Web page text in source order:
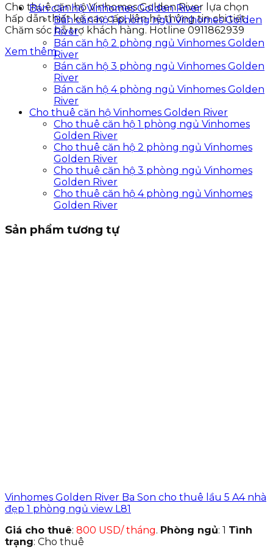
Cho thuê căn hộ Vinhomes Golden River lựa chọn
hấp dẫn thiết kế cao cấp, liên hệ thông tin chi tiết
Chăm sóc hỗ trợ khách hàng. Hotline 0911862939
Xem thêm
Bán căn hộ Vinhomes Golden River
Bán căn hộ 1 phòng ngủ Vinhomes Golden
River
Bán căn hộ 2 phòng ngủ Vinhomes Golden
River
Bán căn hộ 3 phòng ngủ Vinhomes Golden
River
Bán căn hộ 4 phòng ngủ Vinhomes Golden
River
Cho thuê căn hộ Vinhomes Golden River
Cho thuê căn hộ 1 phòng ngủ Vinhomes
Golden River
Cho thuê căn hộ 2 phòng ngủ Vinhomes
Golden River
Cho thuê căn hộ 3 phòng ngủ Vinhomes
Golden River
Cho thuê căn hộ 4 phòng ngủ Vinhomes
Golden River
Sản phẩm tương tự
Vinhomes Golden River Ba Son cho thuê lầu 5 A4 nhà
đẹp 1 phòng ngủ view L81
Giá cho thuê: 800 USD/ tháng. Phòng ngủ: 1 Tình
trạng: Cho thuê